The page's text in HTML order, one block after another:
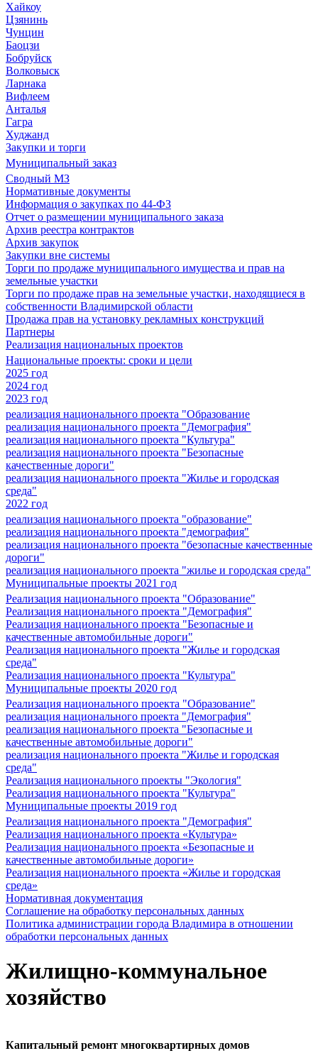
Хайкоу
Цзянинь
Чунцин
Баоцзи
Бобруйск
Волковыск
Ларнака
Вифлеем
Анталья
Гагра
Худжанд
Закупки и торги
Муниципальный заказ
Сводный МЗ
Нормативные документы
Информация о закупках по 44-ФЗ
Отчет о размещении муниципального заказа
Архив реестра контрактов
Архив закупок
Закупки вне системы
Торги по продаже муниципального имущества и прав на
земельные участки
Торги по продаже прав на земельные участки, находящиеся в
собственности Владимирской области
Продажа прав на установку рекламных конструкций
Партнеры
Реализация национальных проектов
Национальные проекты: сроки и цели
2025 год
2024 год
2023 год
реализация национального проекта "Образование
реализация национального проекта "Демография"
реализация национального проекта "Культура"
реализация национального проекта "Безопасные
качественные дороги"
реализация национального проекта "Жилье и городская
среда"
2022 год
реализация национального проекта "образование"
реализация национального проекта "демография"
реализация национального проекта "безопасные качественные
дороги"
реализация национального проекта "жилье и городская среда"
Муниципальные проекты 2021 год
Реализация национального проекта "Образование"
Реализация национального проекта "Демография"
Реализация национального проекта "Безопасные и
качественные автомобильные дороги"
Реализация национального проекта "Жилье и городская
среда"
Реализация национального проекта "Культура"
Муниципальные проекты 2020 год
Реализация национального проекта "Образование"
реализация национального проекта "Демография"
реализация национального проекта "Безопасные и
качественные автомобильные дороги"
реализация национального проекта "Жилье и городская
среда"
Реализация национального проекты "Экология"
Реализация национального проекта "Культура"
Муниципальные проекты 2019 год
Реализация национального проекта "Демография"
Реализация национального проекта «Культура»
Реализация национального проекта «Безопасные и
качественные автомобильные дороги»
Реализация национального проекта «Жилье и городская
среда»
Нормативная документация
Соглашение на обработку персональных данных
Политика администрации города Владимира в отношении
обработки персональных данных
Жилищно-коммунальное
хозяйство
Капитальный ремонт многоквартирных домов